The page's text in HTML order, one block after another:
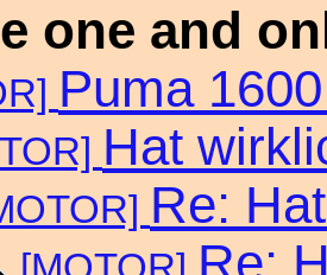
one and
Puma
Hat
Re:
Re: